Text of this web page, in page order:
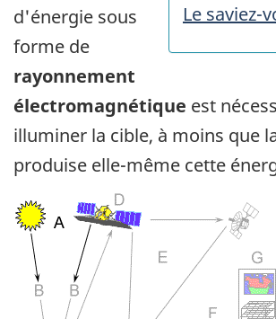
Le saviez-
d'énergie sous
forme de
rayonnement
électromagnétique est
illuminer la cible, à moins que
produise elle-même cette